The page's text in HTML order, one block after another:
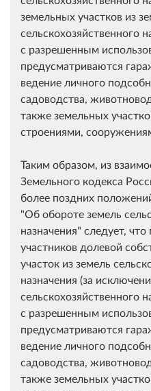
земельных участков из
сельскохозяйственного
с разрешенным
предусматриваются
ведение личного
садоводства,
также земельных
строениями,
Таким образом, из
Земельного кодекса
более поздних
"Об обороте земель
назначения" следует, что
участников долевой
участок из земель
назначения (за
сельскохозяйственного
с разрешенным
предусматриваются
ведение личного
садоводства,
также земельных